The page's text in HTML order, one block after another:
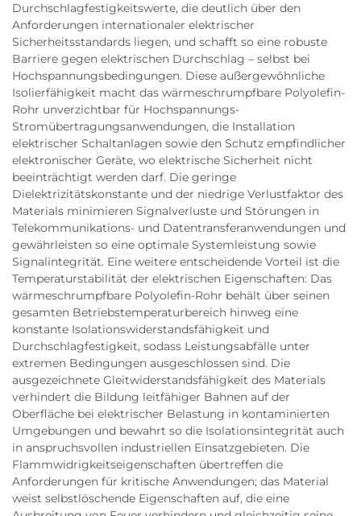
Durchschlagfestigkeitswerte, die deutlich über den
Anforderungen internationaler elektrischer
Sicherheitsstandards liegen, und schafft so eine robuste
Barriere gegen elektrischen Durchschlag – selbst bei
Hochspannungsbedingungen. Diese außergewöhnliche
Isolierfähigkeit macht das wärmeschrumpfbare Polyolefin-
Rohr unverzichtbar für Hochspannungs-
Stromübertragungsanwendungen, die Installation
elektrischer Schaltanlagen sowie den Schutz empfindlicher
elektronischer Geräte, wo elektrische Sicherheit nicht
beeinträchtigt werden darf. Die geringe
Dielektrizitätskonstante und der niedrige Verlustfaktor des
Materials minimieren Signalverluste und Störungen in
Telekommunikations- und Datentransferanwendungen und
gewährleisten so eine optimale Systemleistung sowie
Signalintegrität. Eine weitere entscheidende Vorteil ist die
Temperaturstabilität der elektrischen Eigenschaften: Das
wärmeschrumpfbare Polyolefin-Rohr behält über seinen
gesamten Betriebstemperaturbereich hinweg eine
konstante Isolationswiderstandsfähigkeit und
Durchschlagfestigkeit, sodass Leistungsabfälle unter
extremen Bedingungen ausgeschlossen sind. Die
ausgezeichnete Gleitwiderstandsfähigkeit des Materials
verhindert die Bildung leitfähiger Bahnen auf der
Oberfläche bei elektrischer Belastung in kontaminierten
Umgebungen und bewahrt so die Isolationsintegrität auch
in anspruchsvollen industriellen Einsatzgebieten. Die
Flammwidrigkeitseigenschaften übertreffen die
Anforderungen für kritische Anwendungen; das Material
weist selbstlöschende Eigenschaften auf, die eine